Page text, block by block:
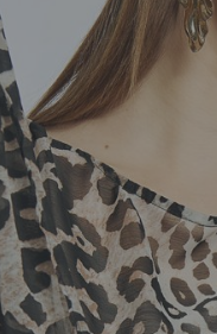
PLISOWANA
MINI
MIDI
MAXI
ŻAKIETY